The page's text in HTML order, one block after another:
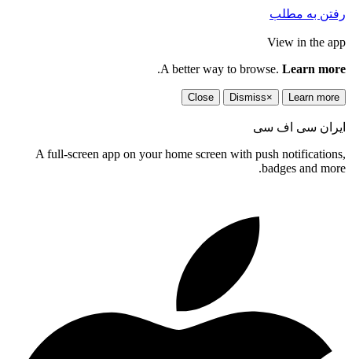
رفتن به مطلب
View in the app
A better way to browse. Learn more
.
Learn more
×
Dismiss
Close
ایران سی اف سی
A full-screen app on your home screen with push notifications,
badges and more.